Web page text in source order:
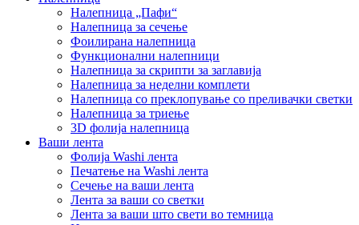
Налепница „Пафи“
Налепница за сечење
Фоилирана налепница
Функционални налепници
Налепница за скрипти за заглавија
Налепница за неделни комплети
Налепница со преклопување со преливачки светки
Налепница за триење
3D фолија налепница
Ваши лента
Фолија Washi лента
Печатење на Washi лента
Сечење на ваши лента
Лента за ваши со светки
Лента за ваши што свети во темница